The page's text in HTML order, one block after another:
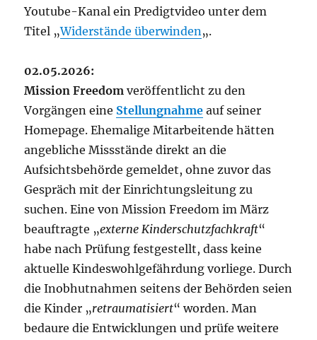
Youtube-Kanal ein Predigtvideo unter dem
Titel „Widerstände überwinden„.
02.05.2026:
Mission Freedom veröffentlicht zu den
Vorgängen eine Stellungnahme auf seiner
Homepage. Ehemalige Mitarbeitende hätten
angebliche Missstände direkt an die
Aufsichtsbehörde gemeldet, ohne zuvor das
Gespräch mit der Einrichtungsleitung zu
suchen. Eine von Mission Freedom im März
beauftragte „externe Kinderschutzfachkraft“
habe nach Prüfung festgestellt, dass keine
aktuelle Kindeswohlgefährdung vorliege. Durch
die Inobhutnahmen seitens der Behörden seien
die Kinder „retraumatisiert“ worden. Man
bedaure die Entwicklungen und prüfe weitere